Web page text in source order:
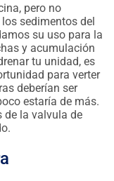
pero no
sedimentos del
su uso para la
y acumulación
tu unidad, es
para verter
deberían ser
estaría de más.
de la valvula de